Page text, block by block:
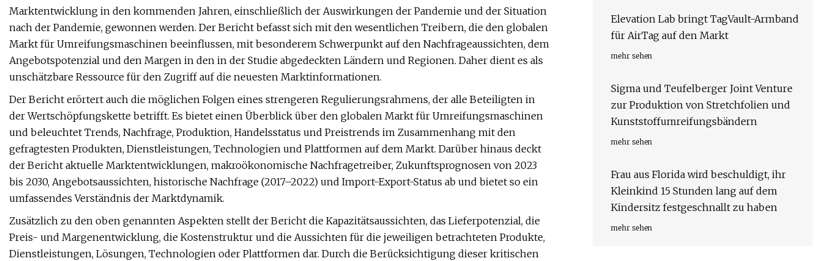
Marktentwicklung in den kommenden Jahren, einschließlich der Auswirkungen der Pandemie und der Situation
nach der Pandemie, gewonnen werden. Der Bericht befasst sich mit den wesentlichen Treibern, die den globalen
Markt für Umreifungsmaschinen beeinflussen, mit besonderem Schwerpunkt auf den Nachfrageaussichten, dem
Angebotspotenzial und den Margen in den in der Studie abgedeckten Ländern und Regionen. Daher dient es als
unschätzbare Ressource für den Zugriff auf die neuesten Marktinformationen.
Der Bericht erörtert auch die möglichen Folgen eines strengeren Regulierungsrahmens, der alle Beteiligten in
der Wertschöpfungskette betrifft. Es bietet einen Überblick über den globalen Markt für Umreifungsmaschinen
und beleuchtet Trends, Nachfrage, Produktion, Handelsstatus und Preistrends im Zusammenhang mit den
gefragtesten Produkten, Dienstleistungen, Technologien und Plattformen auf dem Markt. Darüber hinaus deckt
der Bericht aktuelle Marktentwicklungen, makroökonomische Nachfragetreiber, Zukunftsprognosen von 2023
bis 2030, Angebotsaussichten, historische Nachfrage (2017–2022) und Import-Export-Status ab und bietet so ein
umfassendes Verständnis der Marktdynamik.
Zusätzlich zu den oben genannten Aspekten stellt der Bericht die Kapazitätsaussichten, das Lieferpotenzial, die
Preis- und Margenentwicklung, die Kostenstruktur und die Aussichten für die jeweiligen betrachteten Produkte,
Dienstleistungen, Lösungen, Technologien oder Plattformen dar. Durch die Berücksichtigung dieser kritischen
Elevation Lab bringt TagVault-Armband
für AirTag auf den Markt
mehr sehen
Sigma und Teufelberger Joint Venture
zur Produktion von Stretchfolien und
Kunststoffumreifungsbändern
mehr sehen
Frau aus Florida wird beschuldigt, ihr
Kleinkind 15 Stunden lang auf dem
Kindersitz festgeschnallt zu haben
mehr sehen